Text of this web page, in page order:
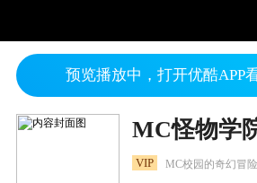
预览播放中，打开优酷APP
MC怪物学
VIP MC校园的奇幻冒